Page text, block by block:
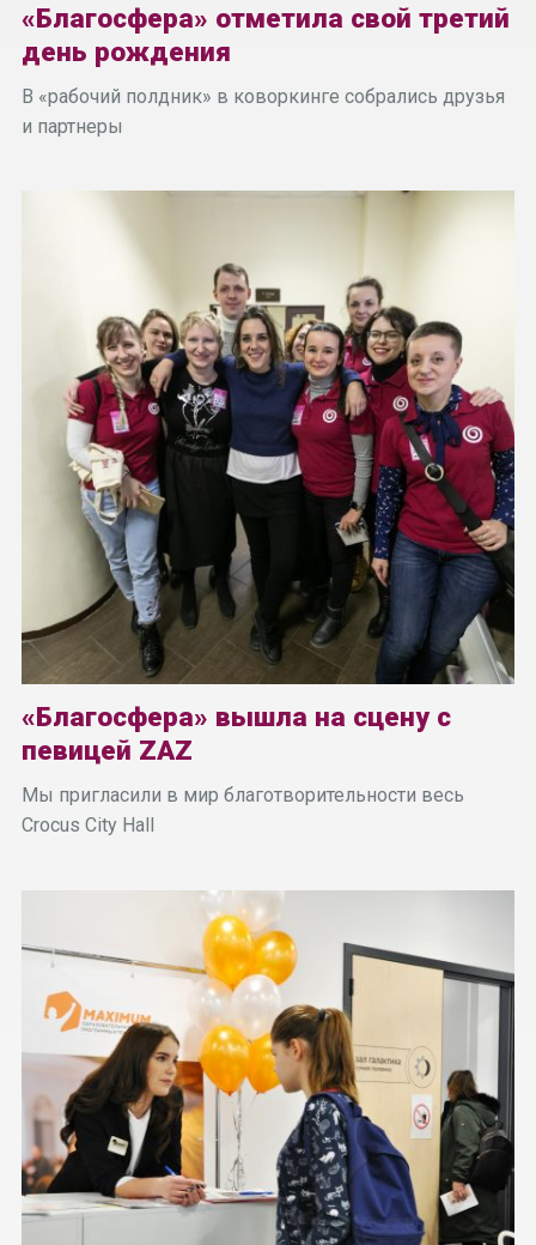
«Благосфера» вышла на сцену с
певицей ZAZ
Мы пригласили в мир благотворительности весь
Crocus City Hall
«Благосфера» отметила свой третий
день рождения
В «рабочий полдник» в коворкинге собрались друзья
и партнеры